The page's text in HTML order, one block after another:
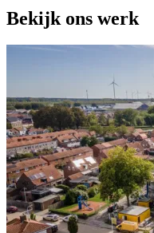
Bekijk ons werk